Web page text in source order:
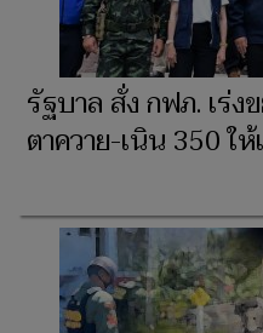
รัฐบาล สั่ง กฟภ. เร่ง
ตาควาย-เนิน 350 ใ